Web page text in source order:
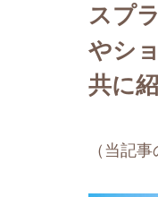
スプ
やシ
共に
（当記